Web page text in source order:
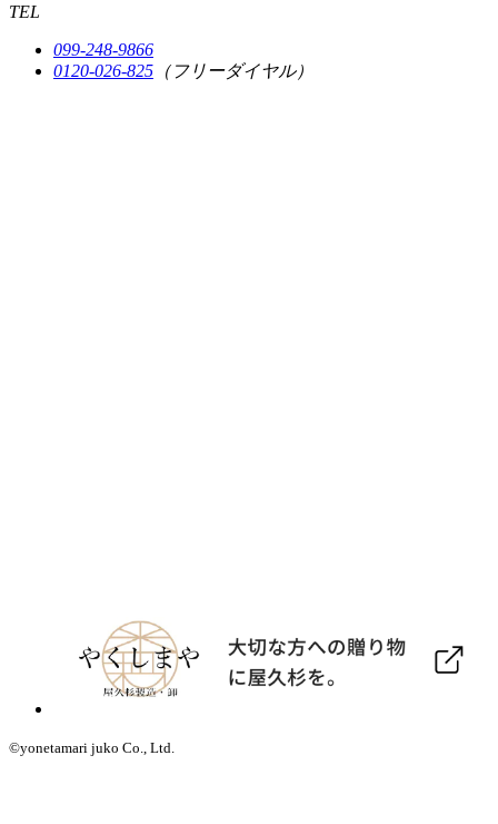
TEL
099-248-9866
0120-026-825 （フリーダイヤル）
©yonetamari juko Co., Ltd.